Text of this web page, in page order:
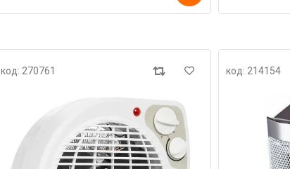
код: 270761 код: 214154